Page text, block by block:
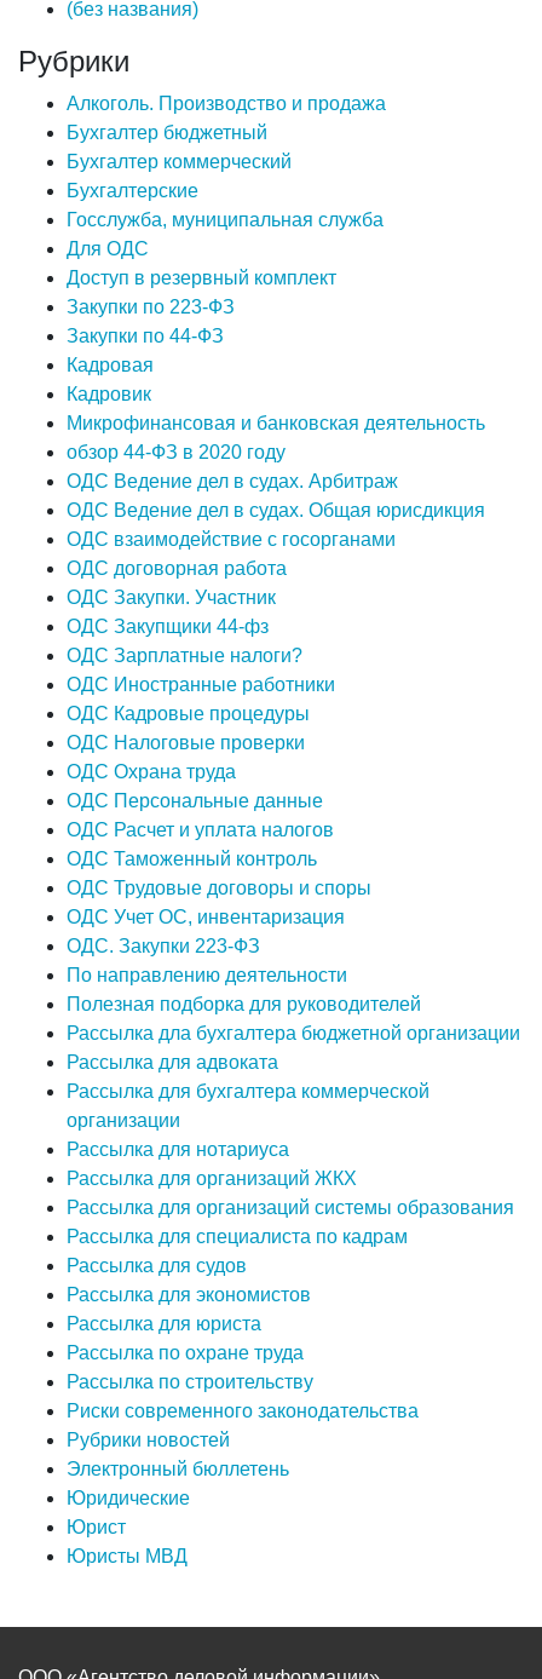
(без названия)
Рубрики
Алкоголь. Производство и продажа
Бухгалтер бюджетный
Бухгалтер коммерческий
Бухгалтерские
Госслужба, муниципальная служба
Для ОДС
Доступ в резервный комплект
Закупки по 223-ФЗ
Закупки по 44-ФЗ
Кадровая
Кадровик
Микрофинансовая и банковская деятельность
обзор 44-ФЗ в 2020 году
ОДС Ведение дел в судах. Арбитраж
ОДС Ведение дел в судах. Общая юрисдикция
ОДС взаимодействие с госорганами
ОДС договорная работа
ОДС Закупки. Участник
ОДС Закупщики 44-фз
ОДС Зарплатные налоги?
ОДС Иностранные работники
ОДС Кадровые процедуры
ОДС Налоговые проверки
ОДС Охрана труда
ОДС Персональные данные
ОДС Расчет и уплата налогов
ОДС Таможенный контроль
ОДС Трудовые договоры и споры
ОДС Учет ОС, инвентаризация
ОДС. Закупки 223-ФЗ
По направлению деятельности
Полезная подборка для руководителей
Рассылка дла бухгалтера бюджетной организации
Рассылка для адвоката
Рассылка для бухгалтера коммерческой
организации
Рассылка для нотариуса
Рассылка для организаций ЖКХ
Рассылка для организаций системы образования
Рассылка для специалиста по кадрам
Рассылка для судов
Рассылка для экономистов
Рассылка для юриста
Рассылка по охране труда
Рассылка по строительству
Риски современного законодательства
Рубрики новостей
Электронный бюллетень
Юридические
Юрист
Юристы МВД